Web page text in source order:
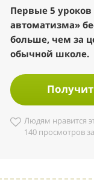
Первые 5
автоматизма»
больше, чем за
обычной школе.
Людям нравится
140 просмотров